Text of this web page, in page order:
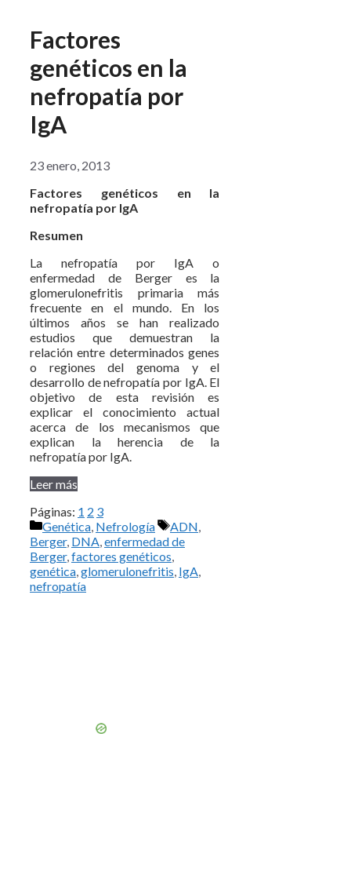
Factores
genéticos en la
nefropatía por
IgA
23 enero, 2013
Factores genéticos en la
nefropatía por IgA
Resumen
La nefropatía por IgA o
enfermedad de Berger es la
glomerulonefritis primaria más
frecuente en el mundo. En los
últimos años se han realizado
estudios que demuestran la
relación entre determinados genes
o regiones del genoma y el
desarrollo de nefropatía por IgA. El
objetivo de esta revisión es
explicar el conocimiento actual
acerca de los mecanismos que
explican la herencia de la
nefropatía por IgA.
Leer más
Páginas: 1 2 3
Categorías
Genética, Nefrología Etiquetas
ADN,
Berger, DNA,enfermedad de
Berger,factores genéticos,
genética,glomerulonefritis, IgA,
nefropatía